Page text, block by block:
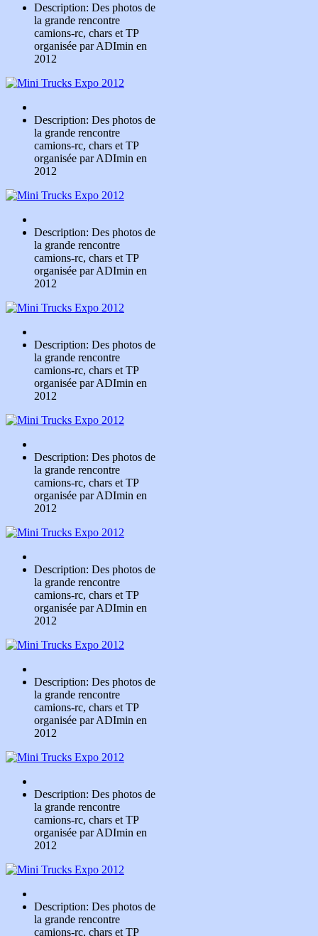
Description: Des photos de
la grande rencontre
camions-rc, chars et TP
organisée par ADImin en
2012
Description: Des photos de
la grande rencontre
camions-rc, chars et TP
organisée par ADImin en
2012
Description: Des photos de
la grande rencontre
camions-rc, chars et TP
organisée par ADImin en
2012
Description: Des photos de
la grande rencontre
camions-rc, chars et TP
organisée par ADImin en
2012
Description: Des photos de
la grande rencontre
camions-rc, chars et TP
organisée par ADImin en
2012
Description: Des photos de
la grande rencontre
camions-rc, chars et TP
organisée par ADImin en
2012
Description: Des photos de
la grande rencontre
camions-rc, chars et TP
organisée par ADImin en
2012
Description: Des photos de
la grande rencontre
camions-rc, chars et TP
organisée par ADImin en
2012
Description: Des photos de
la grande rencontre
camions-rc, chars et TP